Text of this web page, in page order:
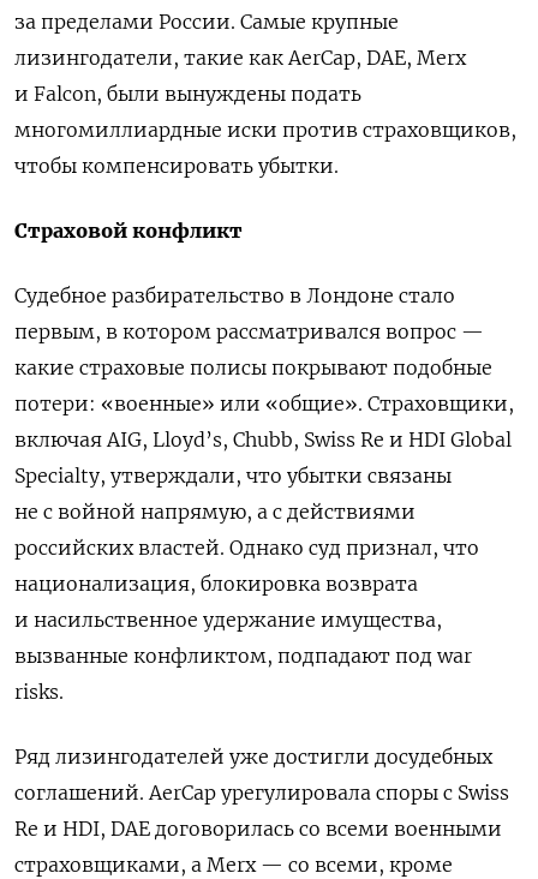
за пределами России. Самые крупные
лизингодатели, такие как AerCap, DAE, Merx
и Falcon, были вынуждены подать
многомиллиардные иски против страховщиков,
чтобы компенсировать убытки.
Страховой конфликт
Судебное разбирательство в Лондоне стало
первым, в котором рассматривался вопрос —
какие страховые полисы покрывают подобные
потери: «военные» или «общие». Страховщики,
включая AIG, Lloyd’s, Chubb, Swiss Re и HDI Global
Specialty, утверждали, что убытки связаны
не с войной напрямую, а с действиями
российских властей. Однако суд признал, что
национализация, блокировка возврата
и насильственное удержание имущества,
вызванные конфликтом, подпадают под war
risks.
Ряд лизингодателей уже достигли досудебных
соглашений. AerCap урегулировала споры с Swiss
Re и HDI, DAE договорилась со всеми военными
страховщиками, а Merx — со всеми, кроме